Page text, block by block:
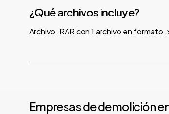
¿Qué archivos incluye?
Archivo .RAR con 1 archivo en formato
Empresas de demolición